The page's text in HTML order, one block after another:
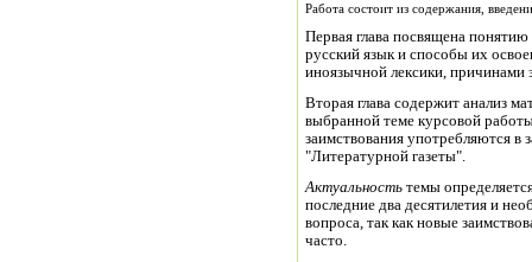
Работа состоит из содержания,
Первая глава посвящена
русский язык и способы их
иноязычной лексики, причинами
Вторая глава содержит анализ
выбранной теме курсовой
заимствования употребляются в
"Литературной газеты".
Актуальность темы
последние два десятилетия и
вопроса, так как новые
часто.